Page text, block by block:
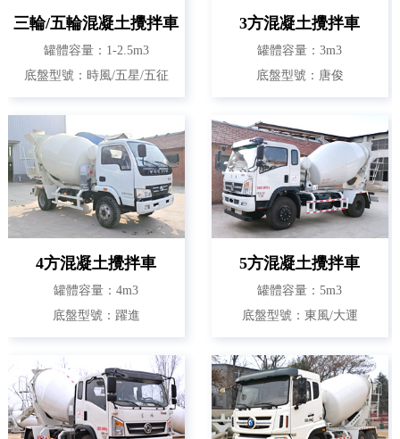
三輪/五輪混凝土攪拌車
罐體容量：1-2.5m3
底盤型號：時風/五星/五征
3方混凝土攪拌車
罐體容量：3m3
底盤型號：唐俊
4方混凝土攪拌車
罐體容量：4m3
底盤型號：躍進
5方混凝土攪拌車
罐體容量：5m3
底盤型號：東風/大運